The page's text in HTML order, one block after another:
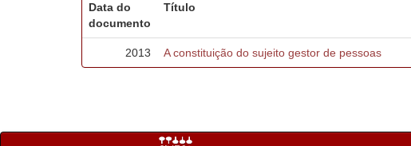
Data do
documento
Título
2013 A constituição do sujeito gestor de pessoas